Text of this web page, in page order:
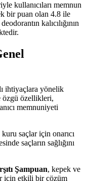
kullanıcıları memnun
bir puan olan 4.8 ile
kalıcılığının
ihtiyaçlara yönelik
özgü özellikleri,
memnuniyeti
kuru saçlar için onarıcı
saçların sağlığını
Şampuan, kepek ve
için etkili bir çözüm